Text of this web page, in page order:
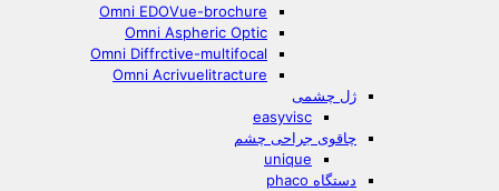
Omni EDOVue-brochure
Omni Aspheric Optic
Omni Diffrctive-multifocal
Omni Acrivuelitracture
ژل چشمی
easyvisc
چاقوی جراحی چشم
unique
دستگاه phaco